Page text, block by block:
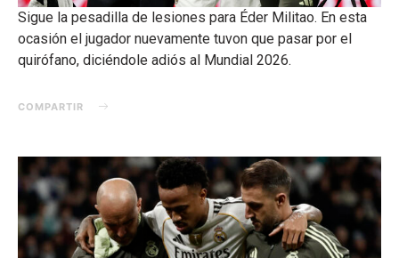
Sigue la pesadilla de lesiones para Éder Militao. En esta
ocasión el jugador nuevamente tuvon que pasar por el
quirófano, diciéndole adiós al Mundial 2026.
COMPARTIR